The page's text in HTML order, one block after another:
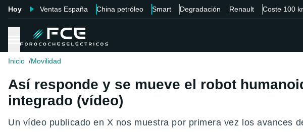
Hoy Ventas España China petróleo Smart Degradación Renault Coste 100
Inicio Movilidad
Así responde y se mueve el robot
integrado (vídeo)
Un vídeo publicado en X nos muestra por primera vez los avances